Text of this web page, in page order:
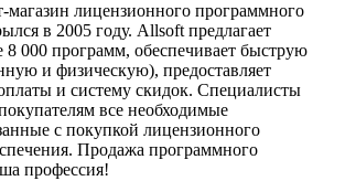
лицензионного программного
в 2005 году. Allsoft предлагает
8 000 программ, обеспечивает быструю
и физическую), предоставляет
и систему скидок. Специалисты
все необходимые
с покупкой лицензионного
Продажа программного
профессия!